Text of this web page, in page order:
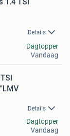
Details
Dagtopper
Vandaag
Details
Dagtopper
Vandaag